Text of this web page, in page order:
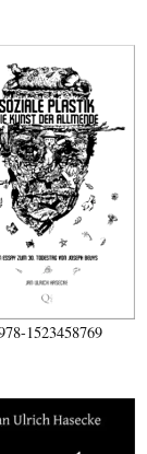
1523458769